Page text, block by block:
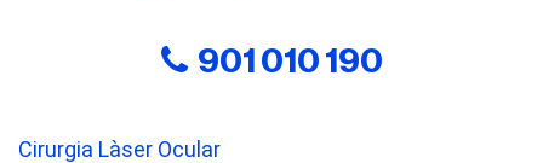
901 010 190
Cirurgia Làser Ocular